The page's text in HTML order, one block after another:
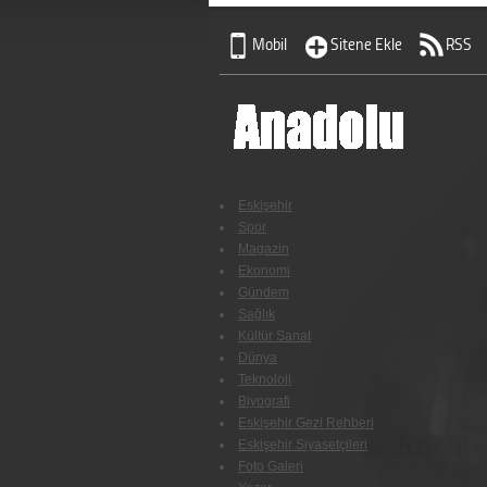
Mobil Sitene Ekle RSS
Eskişehir
Spor
Magazin
Ekonomi
Gündem
Sağlık
Kültür Sanat
Dünya
Teknoloji
Biyografi
Eskişehir Gezi Rehberi
Eskişehir Siyasetçileri
Foto Galeri